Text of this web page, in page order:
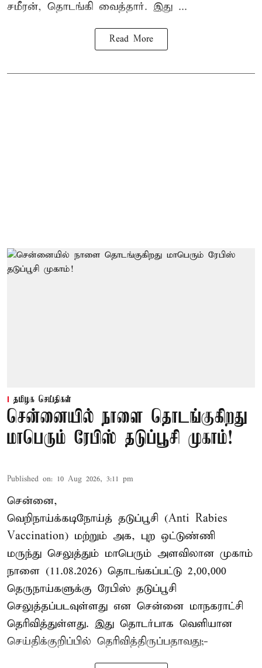
சமீரன், தொடங்கி வைத்தார். இது ...
Read More
தமிழக செய்திகள்
சென்னையில் நாளை தொடங்குகிறது
மாபெரும் ரேபிஸ் தடுப்பூசி முகாம்!
Published on: 10 Aug 2026, 3:11 pm
சென்னை,
வெறிநாய்க்கடிநோய்த் தடுப்பூசி (Anti Rabies
Vaccination) மற்றும் அக, புற ஒட்டுண்ணி
மருந்து செலுத்தும் மாபெரும் அளவிலான முகாம்
நாளை (11.08.2026) தொடங்கப்பட்டு 2,00,000
தெருநாய்களுக்கு ரேபிஸ் தடுப்பூசி
செலுத்தப்படவுள்ளது என சென்னை மாநகராட்சி
தெரிவித்துள்ளது. இது தொடர்பாக வெளியான
செய்திக்குறிப்பில் தெரிவித்திருப்பதாவது;-